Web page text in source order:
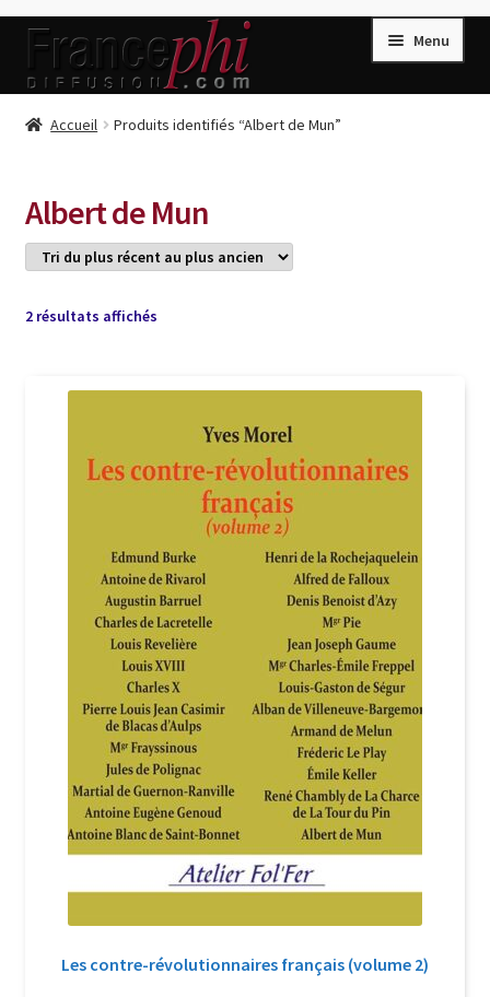
Aller
la
Aller
contenu
Menu
Accueil
Conditions de Vente
Connection
Listes d’Envies
Livres de Philippe Randa
Newsletter
Nous Contacter
Politique de confidentialité et cookies
Qui sommes-nous ?
Soutien à Philippe Randa
Suivi de la Commande
Accueil Produits identifiés “Albert de Mun”
Albert de Mun
2 résultats affichésTrié
récent
ancien
Les contre-révolutionnaires français (volume 2)